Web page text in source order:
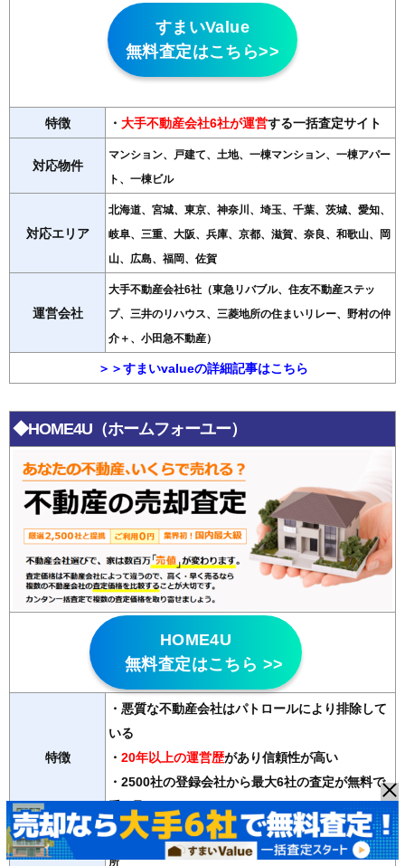
すまいValue
無料査定はこちら>>
特徴 ・ 大手不動産会社6社が運営する一括査定サイト
対応物件
マンション、戸建て、土地、一棟マンション、一棟アパー
ト、一棟ビル
対応エリア
北海道、宮城、東京、神奈川、埼玉、千葉、茨城、愛知、
岐阜、三重、大阪、兵庫、京都、滋賀、奈良、和歌山、岡
山、広島、福岡、佐賀
運営会社
大手不動産会社6社（東急リバブル、住友不動産ステッ
プ、三井のリハウス、三菱地所の住まいリレー、野村の仲
介＋、小田急不動産）
＞＞すまいvalueの詳細記事はこちら
◆HOME4U（ホームフォーユー）
HOME4U
無料査定はこちら >>
特徴
・悪質な不動産会社はパトロールにより排除して
いる
・ 20年以上の運営歴があり信頼性が高い
・2500社の登録会社から最大6社の査定が無料で
受け取れる
対応物件
マンション、戸建て、土地、ビル、アパート、店舗・事務
所